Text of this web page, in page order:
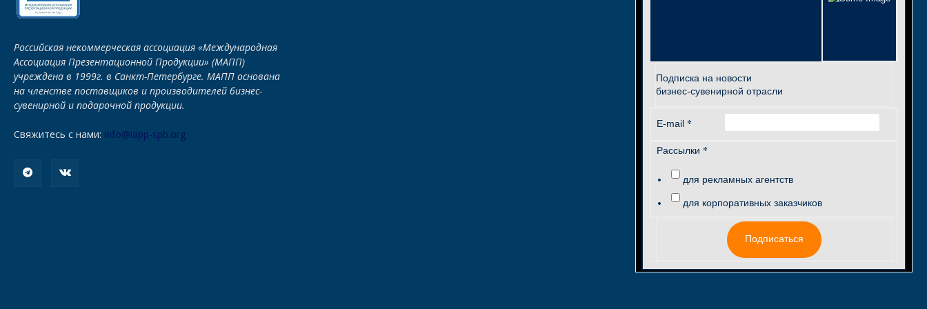
Российская некоммерческая ассоциация «Международная
Ассоциация Презентационной Продукции» (МАПП)
учреждена в 1999г. в Санкт-Петербурге. МАПП основана
на членстве поставщиков и производителей бизнес-
сувенирной и подарочной продукции.
Свяжитесь с нами: info@iapp-spb.org
Подписка на новости
бизнес-сувенирной отрасли
E-mail *
Рассылки *
для рекламных агентств
для корпоративных заказчиков
Подписаться